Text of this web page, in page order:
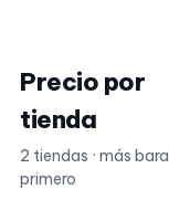
Precio por
tienda
2 tiendas · más
primero